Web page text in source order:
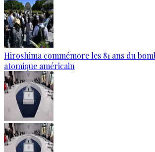
Hiroshima commémore les 81 ans du
atomique américain